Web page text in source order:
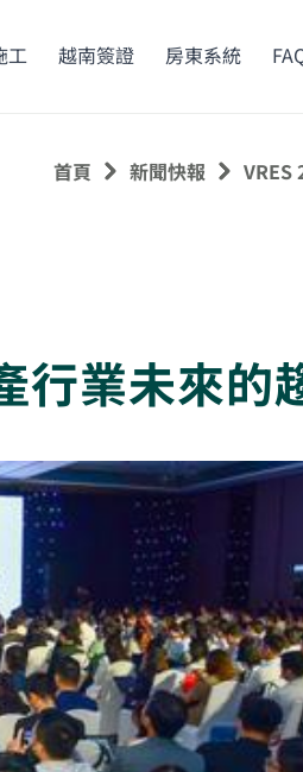
工 越南簽證 房東系統
首頁 新聞快報 VRES
業未來的